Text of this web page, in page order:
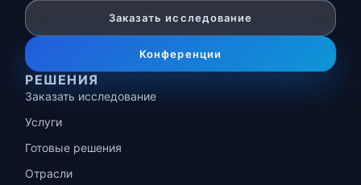
Заказать исследование
Конференции
РЕШЕНИЯ
Заказать исследование
Услуги
Готовые решения
Отрасли